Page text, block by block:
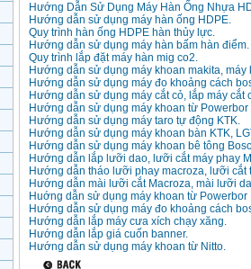
Hướng Dẫn Sử Dụng Máy Hàn Ống Nhựa
Hướng dẫn sử dụng máy hàn ống HDPE.
Quy trình hàn ống HDPE hàn thủy lực.
Hướng dẫn sử dụng máy hàn bấm hàn điểm.
Quy trình lắp đặt máy hàn mig co2.
Hướng dẫn sử dụng máy khoan makita, máy
Hướng dẫn sử dụng máy đo khoảng cách
Hướng dẫn sử dụng máy cắt cỏ, lắp máy cắt
Hướng dẫn sử dụng máy khoan từ Powerbor
Hướng dẫn sử dụng máy taro tự động KTK.
Hướng dẫn sử dụng máy khoan bàn KTK,
Hướng dẫn sử dụng máy khoan bê tông
Hướng dẫn lắp lưỡi dao, lưỡi cắt máy phay
Hướng dẫn tháo lưỡi phay macroza, lưỡi cắt
Hướng dẫn mài lưỡi cắt Macroza, mài lưỡi
Huớng dẫn sử dụng máy khoan từ Powerbor
Hướng dẫn sử dụng máy đo khoảng cách
Hướng dẫn lắp máy cưa xích chạy xăng.
Hướng dẫn lắp giá cuốn banner.
Hướng dẫn sử dụng máy khoan từ Nitto.